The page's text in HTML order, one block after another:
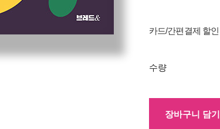
카드/간편결제 할인
수량
장바구니 담기